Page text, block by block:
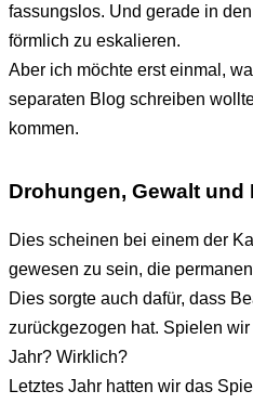
fassungslos. Und gerade in
förmlich zu eskalieren.
Aber ich möchte erst einmal,
separaten Blog schreiben
kommen.
Drohungen, Gewalt und
Dies scheinen bei einem der
gewesen zu sein, die
Dies sorgte auch dafür, dass
zurückgezogen hat. Spielen
Jahr? Wirklich?
Letztes Jahr hatten wir das